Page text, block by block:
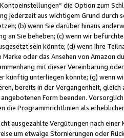
die Option zum
jederzeit aus wichtigem Grund
(b) wenn Sie darüber hinaus
an Sie beheben; (c) wenn wir
sein könnte; (d) wenn Ihre
Marke oder das Ansehen von
mit dieser Vereinbarung
unterliegen könnte; (g) wenn
bereits in der Vergangenheit,
Form beenden.
die Programmrichtlinien als
ausgezahlte Vergütungen nach
um etwaige Stornierungen oder